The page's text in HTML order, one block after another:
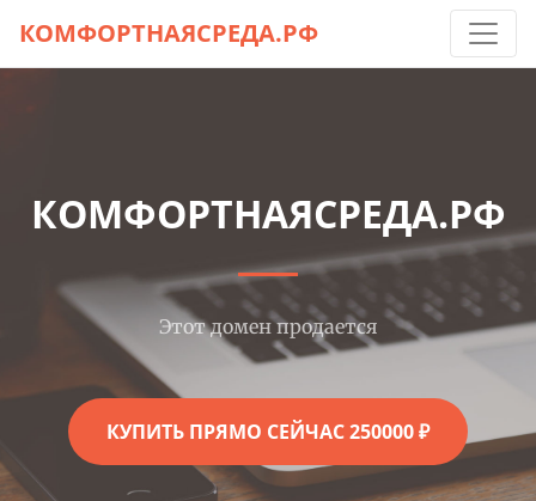
КОМФОРТНАЯСРЕДА.РФ
КОМФОРТНАЯСРЕДА.РФ
Этот домен продается
КУПИТЬ ПРЯМО СЕЙЧАС 250000 ₽